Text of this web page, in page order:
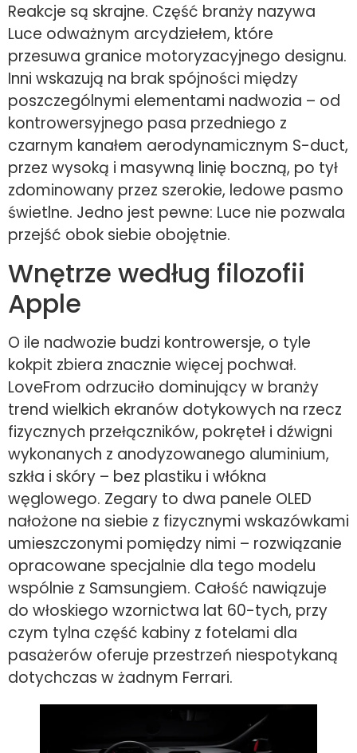
Reakcje są skrajne. Część branży nazywa
Luce odważnym arcydziełem, które
przesuwa granice motoryzacyjnego designu.
Inni wskazują na brak spójności między
poszczególnymi elementami nadwozia – od
kontrowersyjnego pasa przedniego z
czarnym kanałem aerodynamicznym S-duct,
przez wysoką i masywną linię boczną, po tył
zdominowany przez szerokie, ledowe pasmo
świetlne. Jedno jest pewne: Luce nie pozwala
przejść obok siebie obojętnie.
Wnętrze według filozofii
Apple
O ile nadwozie budzi kontrowersje, o tyle
kokpit zbiera znacznie więcej pochwał.
LoveFrom odrzuciło dominujący w branży
trend wielkich ekranów dotykowych na rzecz
fizycznych przełączników, pokręteł i dźwigni
wykonanych z anodyzowanego aluminium,
szkła i skóry – bez plastiku i włókna
węglowego. Zegary to dwa panele OLED
nałożone na siebie z fizycznymi wskazówkami
umieszczonymi pomiędzy nimi – rozwiązanie
opracowane specjalnie dla tego modelu
wspólnie z Samsungiem. Całość nawiązuje
do włoskiego wzornictwa lat 60-tych, przy
czym tylna część kabiny z fotelami dla
pasażerów oferuje przestrzeń niespotykaną
dotychczas w żadnym Ferrari.